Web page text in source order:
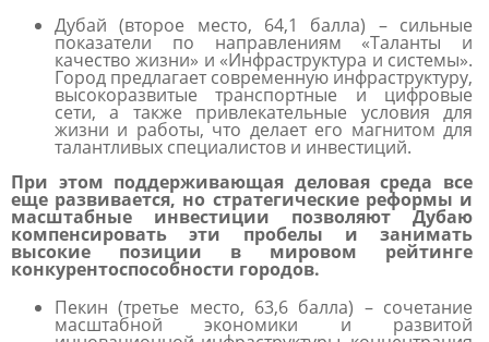
Дубай (второе место, 64,1 балла) – сильные
показатели по направлениям «Таланты и
качество жизни» и «Инфраструктура и системы».
Город предлагает современную инфраструктуру,
высокоразвитые транспортные и цифровые
сети, а также привлекательные условия для
жизни и работы, что делает его магнитом для
талантливых специалистов и инвестиций.
При этом поддерживающая деловая среда все
еще развивается, но стратегические реформы и
масштабные инвестиции позволяют Дубаю
компенсировать эти пробелы и занимать
высокие позиции в мировом рейтинге
конкурентоспособности городов.
Пекин (третье место, 63,6 балла) – сочетание
масштабной экономики и развитой